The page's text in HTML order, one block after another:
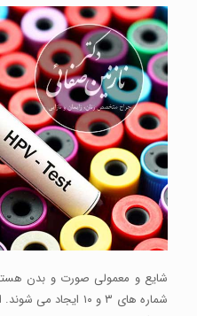
شایع و معمولی صورت و بدن